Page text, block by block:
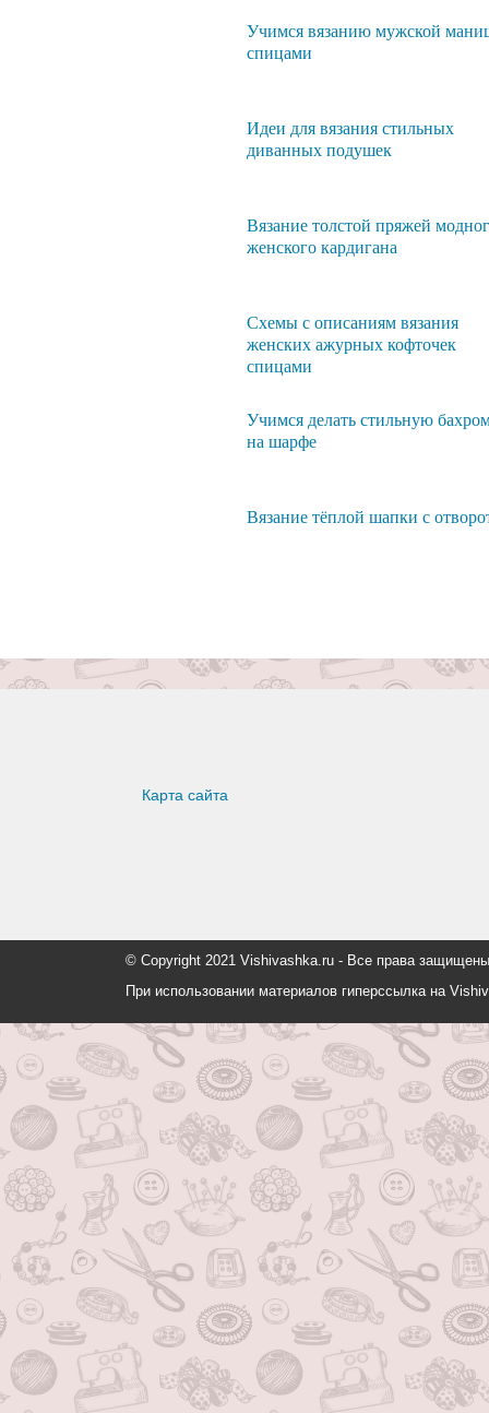
Учимся вязанию мужской
спицами
Идеи для вязания стильных
диванных подушек
Вязание толстой пряжей
женского кардигана
Схемы с описаниям вязания
женских ажурных кофточек
спицами
Учимся делать стильную
на шарфе
Вязание тёплой шапки с
Карта сайта
© Copyright 2021 Vishivashka.ru - Все права
При использовании материалов гиперссылка на